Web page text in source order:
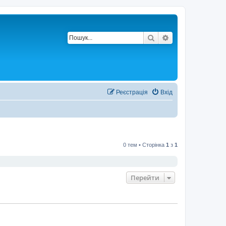
Пошук
Вхід
Реєстрація
0 тем • Сторінка 1 з 1
Перейти